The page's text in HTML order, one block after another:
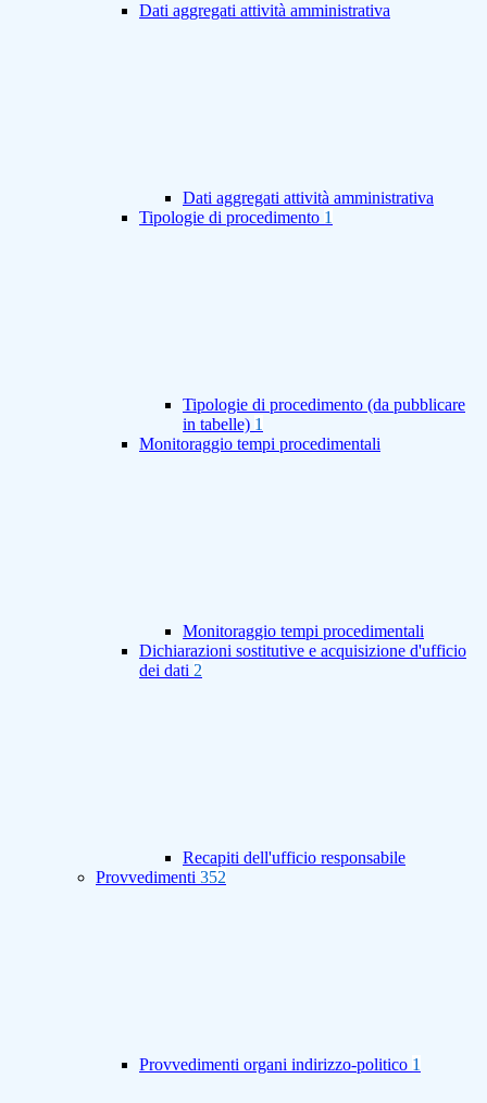
Dati aggregati attività amministrativa
Dati aggregati attività amministrativa
Tipologie di procedimento 1
Tipologie di procedimento (da pubblicare
in tabelle) 1
Monitoraggio tempi procedimentali
Monitoraggio tempi procedimentali
Dichiarazioni sostitutive e acquisizione d'ufficio
dei dati 2
Recapiti dell'ufficio responsabile
Provvedimenti 352
Provvedimenti organi indirizzo-politico 1